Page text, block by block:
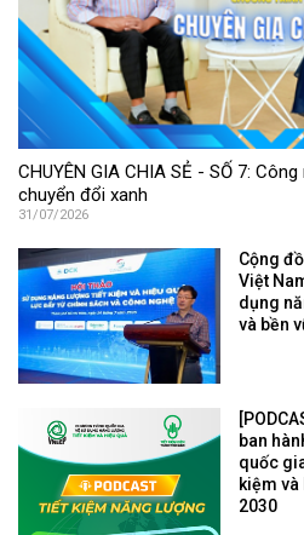
CHUYÊN GIA CHIA SẺ - SỐ 7:
chuyển đổi xanh
31/07/2026
Cộng
Việt
dụng
và bền
ban
quốc
kiệm
2030